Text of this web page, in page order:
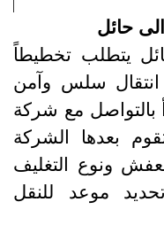
حائل
يتطلب تخطيطاً
سلس وآمن
مع شركة
بعدها الشركة
ونوع التغليف
موعد للنقل